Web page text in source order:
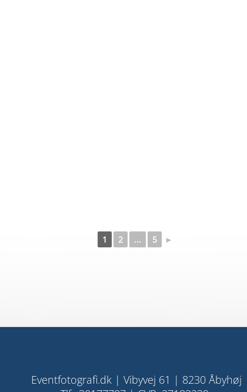
1 2 ... 5 ►
Eventfotografi.dk | Vibyvej 61 | 8230 Åbyhøj